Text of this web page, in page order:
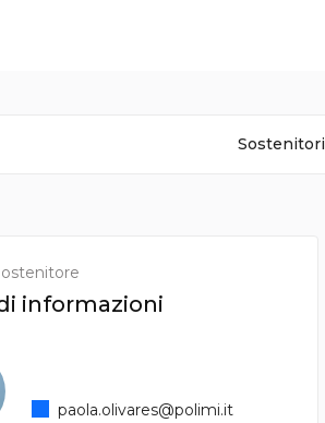
Sostenitori
informazioni
paola.olivares@polimi.it